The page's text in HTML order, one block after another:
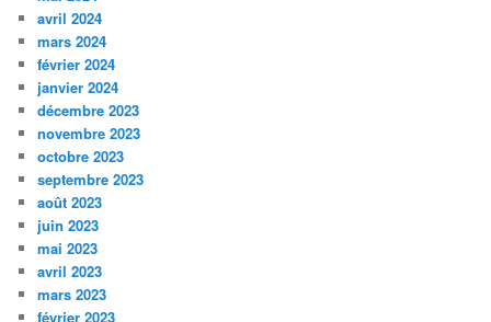
avril 2024
mars 2024
février 2024
janvier 2024
décembre 2023
novembre 2023
octobre 2023
septembre 2023
août 2023
juin 2023
mai 2023
avril 2023
mars 2023
février 2023